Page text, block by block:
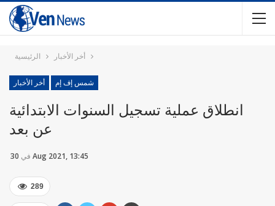
الرئيسية أخر الأخبار
أخر الأخبار شمس إف إم
انطلاق عملية تسجيل السنوات الابتدائية
عن بعد
في 30 Aug 2021, 13:45
289